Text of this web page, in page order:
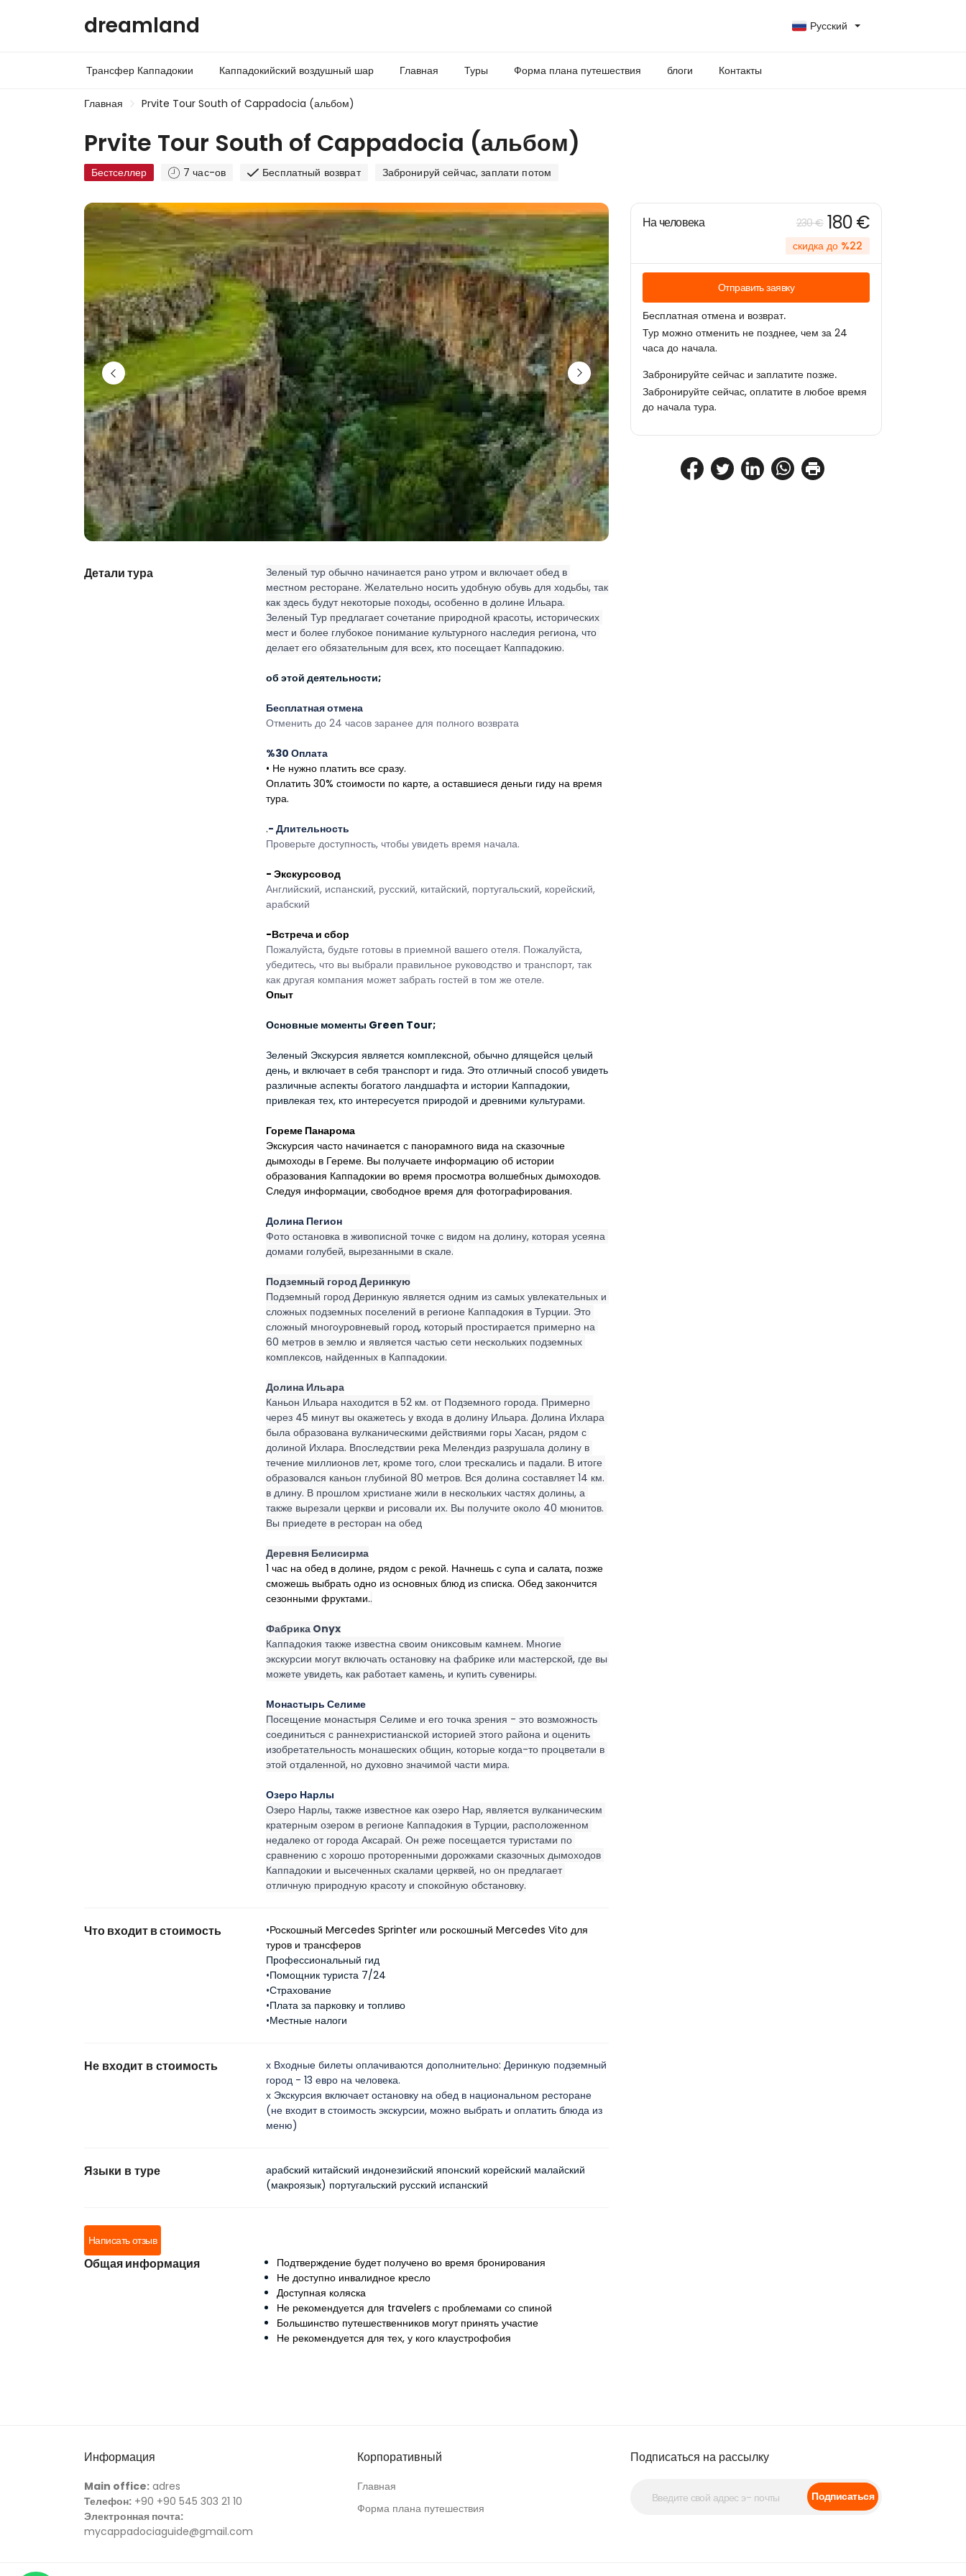
dreamland Русский
Трансфер Каппадокии Каппадокийский воздушный шар Главная Туры Форма плана путешествия блоги Контакты
Главная Prvite Tour South of Cappadocia (альбом)
Prvite Tour South of Cappadocia (альбом)
Бестселлер 7 час-ов Бесплатный возврат Забронируй сейчас, заплати потом
Детали тура
Зеленый тур обычно начинается рано утром и включает обед в
местном ресторане. Желательно носить удобную обувь для ходьбы, так
как здесь будут некоторые походы, особенно в долине Ильара.
Зеленый Тур предлагает сочетание природной красоты, исторических
мест и более глубокое понимание культурного наследия региона, что
делает его обязательным для всех, кто посещает Каппадокию.
об этой деятельности;
Бесплатная отмена
Отменить до 24 часов заранее для полного возврата
%30 Оплата
• Не нужно платить все сразу.
Оплатить 30% стоимости по карте, а оставшиеся деньги гиду на время
тура.
.- Длительность
Проверьте доступность, чтобы увидеть время начала.
- Экскурсовод
Английский, испанский, русский, китайский, португальский, корейский,
арабский
-Встреча и сбор
Пожалуйста, будьте готовы в приемной вашего отеля. Пожалуйста,
убедитесь, что вы выбрали правильное руководство и транспорт, так
как другая компания может забрать гостей в том же отеле.
Опыт
Основные моменты Green Tour;
Зеленый Экскурсия является комплексной, обычно длящейся целый
день, и включает в себя транспорт и гида. Это отличный способ увидеть
различные аспекты богатого ландшафта и истории Каппадокии,
привлекая тех, кто интересуется природой и древними культурами.
Гореме Панарома
Экскурсия часто начинается с панорамного вида на сказочные
дымоходы в Гереме. Вы получаете информацию об истории
образования Каппадокии во время просмотра волшебных дымоходов.
Следуя информации, свободное время для фотографирования.
Долина Пегион
Фото остановка в живописной точке с видом на долину, которая усеяна
домами голубей, вырезанными в скале.
Подземный город Деринкую
Подземный город Деринкую является одним из самых увлекательных и
сложных подземных поселений в регионе Каппадокия в Турции. Это
сложный многоуровневый город, который простирается примерно на
60 метров в землю и является частью сети нескольких подземных
комплексов, найденных в Каппадокии.
Долина Ильара
Каньон Ильара находится в 52 км. от Подземного города. Примерно
через 45 минут вы окажетесь у входа в долину Ильара. Долина Ихлара
была образована вулканическими действиями горы Хасан, рядом с
долиной Ихлара. Впоследствии река Мелендиз разрушала долину в
течение миллионов лет, кроме того, слои трескались и падали. В итоге
образовался каньон глубиной 80 метров. Вся долина составляет 14 км.
в длину. В прошлом христиане жили в нескольких частях долины, а
также вырезали церкви и рисовали их. Вы получите около 40 мюнитов.
Вы приедете в ресторан на обед
Деревня Белисирма
1 час на обед в долине, рядом с рекой. Начнешь с супа и салата, позже
сможешь выбрать одно из основных блюд из списка. Обед закончится
сезонными фруктами..
Фабрика Onyx
Каппадокия также известна своим ониксовым камнем. Многие
экскурсии могут включать остановку на фабрике или мастерской, где вы
можете увидеть, как работает камень, и купить сувениры.
Монастырь Селиме
Посещение монастыря Селиме и его точка зрения - это возможность
соединиться с раннехристианской историей этого района и оценить
изобретательность монашеских общин, которые когда-то процветали в
этой отдаленной, но духовно значимой части мира.
Озеро Нарлы
Озеро Нарлы, также известное как озеро Нар, является вулканическим
кратерным озером в регионе Каппадокия в Турции, расположенном
недалеко от города Аксарай. Он реже посещается туристами по
сравнению с хорошо проторенными дорожками сказочных дымоходов
Каппадокии и высеченных скалами церквей, но он предлагает
отличную природную красоту и спокойную обстановку.
Что входит в стоимость •Роскошный Mercedes Sprinter или роскошный Mercedes Vito для
туров и трансферов
Профессиональный гид
•Помощник туриста 7/24
•Страхование
•Плата за парковку и топливо
•Местные налоги
Не входит в стоимость
х Входные билеты оплачиваются дополнительно: Деринкую подземный
город - 13 евро на человека.
х Экскурсия включает остановку на обед в национальном ресторане
(не входит в стоимость экскурсии, можно выбрать и оплатить блюда из
меню)
Языки в туре
арабский китайский индонезийский японский корейский малайский
(макроязык) португальский русский испанский
Написать отзыв
Общая информация
Подтверждение будет получено во время бронирования
Не доступно инвалидное кресло
Доступная коляска
Не рекомендуется для travelers с проблемами со спиной
Большинство путешественников могут принять участие
Не рекомендуется для тех, у кого клаустрофобия
На человека 230 € 180 €
скидка до %22
Отправить заявку
Бесплатная отмена и возврат.
Тур можно отменить не позднее, чем за 24
часа до начала.
Забронируйте сейчас и заплатите позже.
Забронируйте сейчас, оплатите в любое время
до начала тура.
Информация
Main office: adres
Телефон: +90 +90 545 303 21 10
Электронная почта:
mycappadociaguide@gmail.com
Корпоративный
Главная
Форма плана путешествия
Подписаться на рассылку
Подписаться